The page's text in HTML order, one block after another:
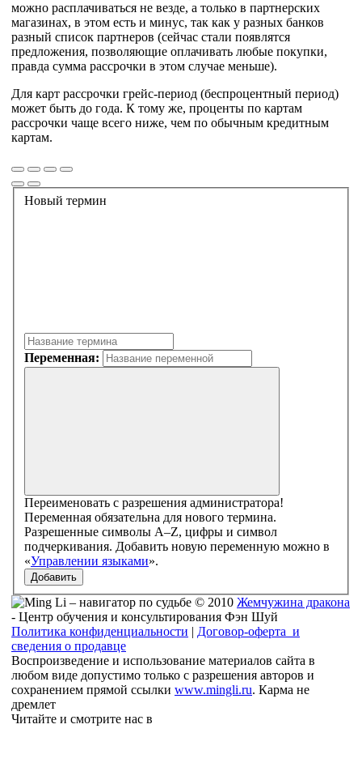
можно расплачиваться не везде, а только в партнерских
магазинах, в этом есть и минус, так как у разных банков
разный список партнеров (сейчас стали появлятся
предложения, позволяющие оплачивать любые покупки,
правда сумма рассрочки в этом случае меньше).
Для карт рассрочки грейс-период (беспроцентный период)
может быть до года. К тому же, проценты по картам
рассрочки чаще всего ниже, чем по обычным кредитным
картам.
Новый термин
Переменная:
Переименовать с разрешения администратора!
Переменная обязательна для нового термина.
Разрешенные символы A–Z, цифры и символ
подчеркивания. Добавить новую переменную можно в
«Управлении языками».
Добавить
© 2010 Жемчужина дракона
- Центр обучения и консультирования Фэн Шуй
Политика конфиденциальности | Договор-оферта и
сведения о продавце
Воспроизведение и использование материалов сайта в
любом виде допустимо только с разрешения авторов и
сохранением прямой ссылки www.mingli.ru. Карма не
дремлет
Читайте и смотрите нас в